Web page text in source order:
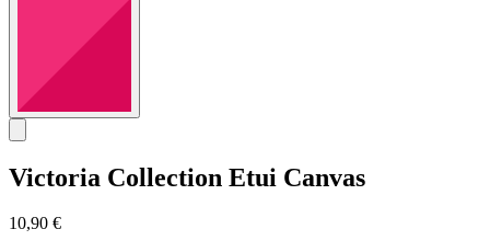
Victoria Collection Etui Canvas
10,90 €